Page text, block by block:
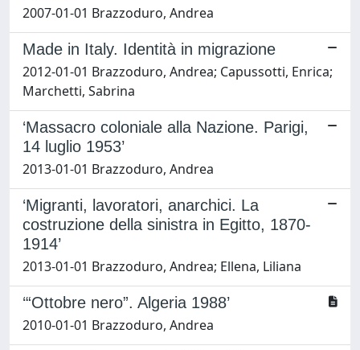
2007-01-01 Brazzoduro, Andrea
Made in Italy. Identità in migrazione
2012-01-01 Brazzoduro, Andrea; Capussotti, Enrica;
Marchetti, Sabrina
‘Massacro coloniale alla Nazione. Parigi,
14 luglio 1953’
2013-01-01 Brazzoduro, Andrea
‘Migranti, lavoratori, anarchici. La
costruzione della sinistra in Egitto, 1870-
1914’
2013-01-01 Brazzoduro, Andrea; Ellena, Liliana
‘“Ottobre nero”. Algeria 1988’
2010-01-01 Brazzoduro, Andrea